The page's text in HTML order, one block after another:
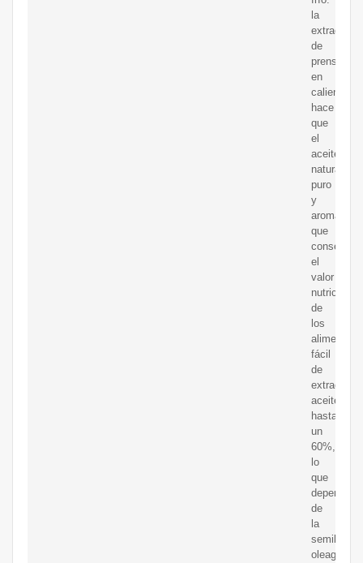
la
extracción
de
prensa
en
caliente
hace
que
el
aceite
puro
y
aromático
que
conserva
el
valor
nutricional
de
los
alimentos,
fácil
de
extraer
aceite
hasta
un
60%,
lo
que
depende
de
la
semilla